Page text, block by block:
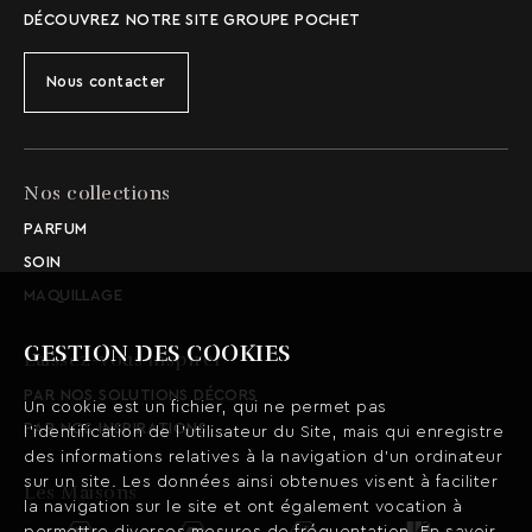
GESTION DES COOKIES
Un cookie est un fichier, qui ne permet pas
l’identification de l’utilisateur du Site, mais qui enregistre
des informations relatives à la navigation d’un ordinateur
sur un site. Les données ainsi obtenues visent à faciliter
la navigation sur le site et ont également vocation à
DÉCOUVREZ NOTRE SITE GROUPE POCHET
Nous contacter
Nos collections
PARFUM
SOIN
MAQUILLAGE
Laissez-vous inspirer
PAR NOS SOLUTIONS DÉCORS
PAR NOS INSPIRATIONS
Les Maisons